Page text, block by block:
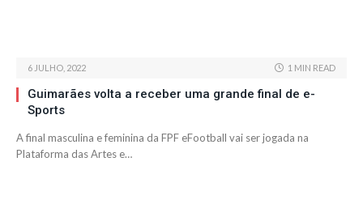
6 JULHO, 2022 1 MIN READ
Guimarães volta a receber uma grande final de e-
Sports
A final masculina e feminina da FPF eFootball vai ser jogada na
Plataforma das Artes e…